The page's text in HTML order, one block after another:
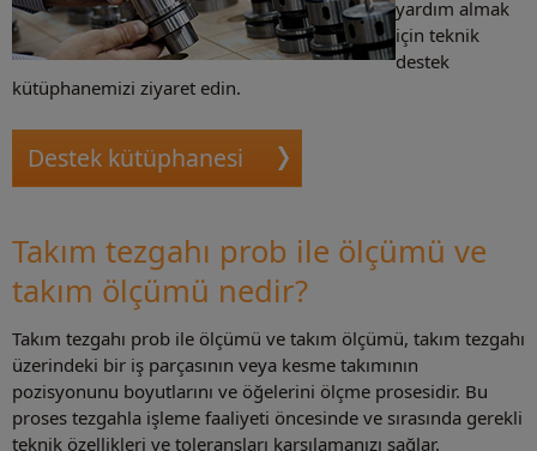
yardım almak
için teknik
destek
kütüphanemizi ziyaret edin.
Destek kütüphanesi
Takım tezgahı prob ile ölçümü ve
takım ölçümü nedir?
Takım tezgahı prob ile ölçümü ve takım ölçümü, takım tezgahı
üzerindeki bir iş parçasının veya kesme takımının
pozisyonunu boyutlarını ve öğelerini ölçme prosesidir. Bu
proses tezgahla işleme faaliyeti öncesinde ve sırasında gerekli
teknik özellikleri ve toleransları karşılamanızı sağlar.